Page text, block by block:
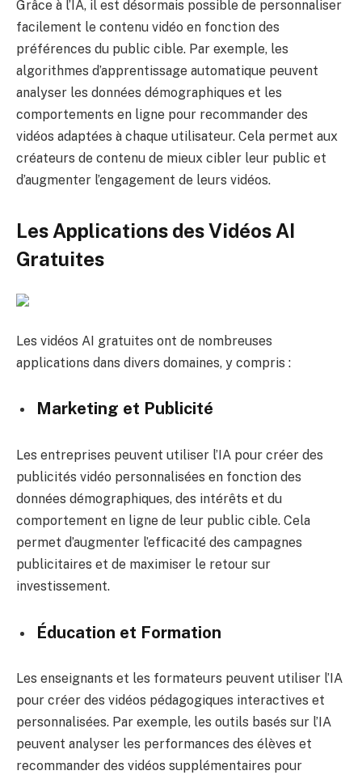
Grâce à l’IA, il est désormais possible de personnaliser
facilement le contenu vidéo en fonction des
préférences du public cible. Par exemple, les
algorithmes d’apprentissage automatique peuvent
analyser les données démographiques et les
comportements en ligne pour recommander des
vidéos adaptées à chaque utilisateur. Cela permet aux
créateurs de contenu de mieux cibler leur public et
d’augmenter l’engagement de leurs vidéos.
Les Applications des Vidéos AI
Gratuites
Les vidéos AI gratuites ont de nombreuses
applications dans divers domaines, y compris :
Marketing et Publicité
Les entreprises peuvent utiliser l’IA pour créer des
publicités vidéo personnalisées en fonction des
données démographiques, des intérêts et du
comportement en ligne de leur public cible. Cela
permet d’augmenter l’efficacité des campagnes
publicitaires et de maximiser le retour sur
investissement.
Éducation et Formation
Les enseignants et les formateurs peuvent utiliser l’IA
pour créer des vidéos pédagogiques interactives et
personnalisées. Par exemple, les outils basés sur l’IA
peuvent analyser les performances des élèves et
recommander des vidéos supplémentaires pour